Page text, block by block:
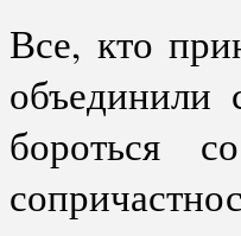
Все, кто
объединили
бороться